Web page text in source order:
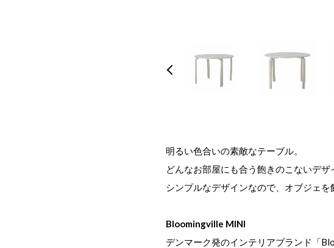
明るい色合いの素敵なテーブル。
どんなお部屋にも合う飽きのこないデザ
シンプルなデザインなので、オブジェを
Bloomingville MINI
デンマーク発のインテリアブランド「